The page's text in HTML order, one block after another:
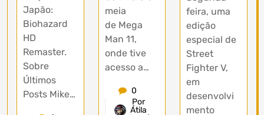
Japão:
Biohazard
HD
Remaster.
Sobre
Últimos
Posts Mike…
meia
de Mega
Man 11,
onde tive
acesso a…
0
Por
Átila
feira, uma
edição
especial de
Street
Fighter V,
em
desenvolvi
mento